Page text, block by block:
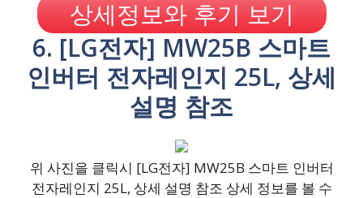
상세정보와 후기 보기
6. [LG전자] MW25B 스마트
인버터 전자레인지 25L, 상세
설명 참조
위 사진을 클릭시 [LG전자] MW25B 스마트 인버터
전자레인지 25L, 상세 설명 참조 상세 정보를 볼 수